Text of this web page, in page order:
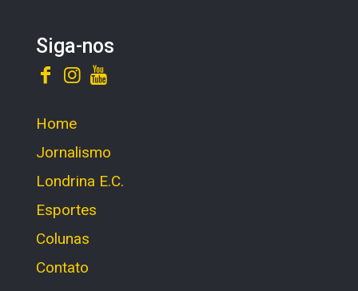
Siga-nos
Home
Jornalismo
Londrina E.C.
Esportes
Colunas
Contato